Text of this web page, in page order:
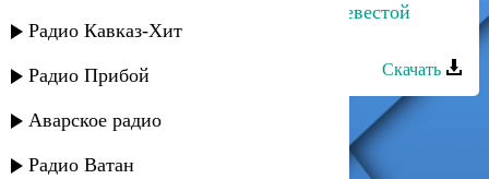
Радио Кавказ-Хит
Радио Прибой
Аварское радио
Радио Ватан
Рейсан Магомедкеримов - Моей невестой
стала милая
Скачать